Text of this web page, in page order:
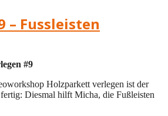
– Fussleisten
#9
Holzparkett verlegen ist der
Diesmal hilft Micha, die Fußleisten